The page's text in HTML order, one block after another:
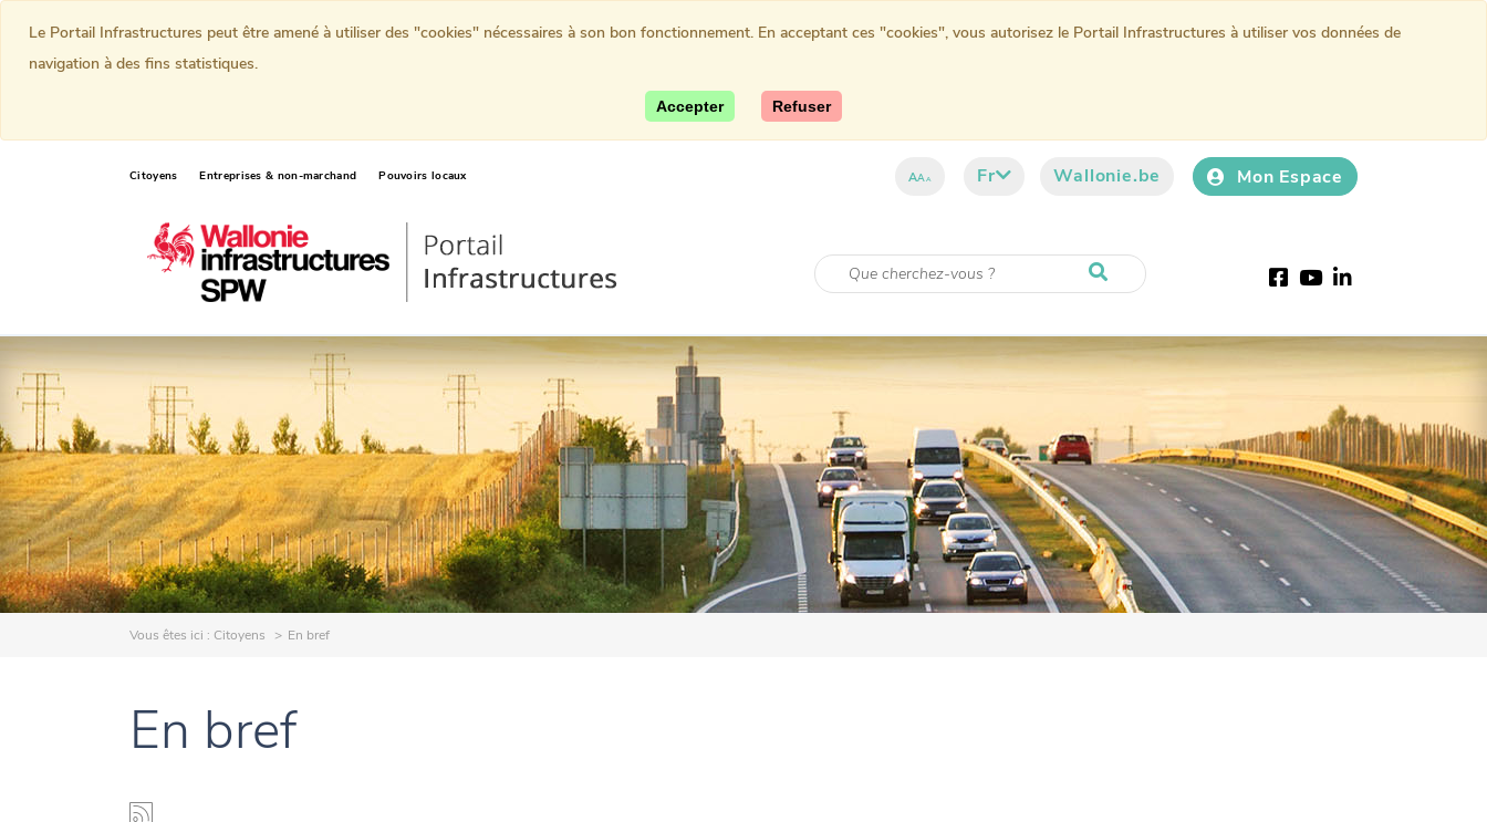
Citoyens Entreprises & non-marchand Pouvoirs locaux AAA Fr Wallonie.be Mon Espace
Facebook
YoutubeLinkedIn
Vous êtes ici : Citoyens En bref
En bref
Le Portail Infrastructures peut être amené à utiliser des "cookies" nécessaires à son bon fonctionnement. En acceptant ces "cookies", vous autorisez le Portail Infrastructures à utiliser vos données de
navigation à des fins statistiques.
Accepter Refuser